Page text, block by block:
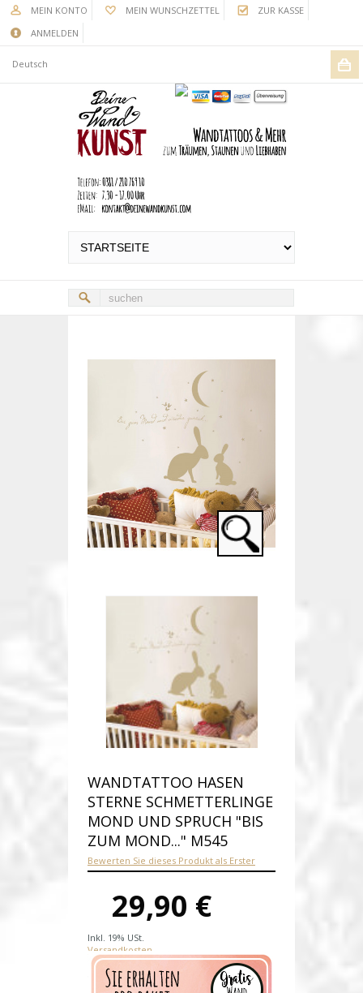
MEIN KONTO MEIN WUNSCHZETTEL
ZUR KASSE
ANMELDEN
Deutsch
WANDTATTOO HASEN
STERNE SCHMETTERLINGE
MOND UND SPRUCH "BIS
ZUM MOND..." M545
Bewerten Sie dieses Produkt als Erster
29,90 €
Inkl. 19% USt.
Versandkosten
Produktnummer:
Verfügbarkeit: Auf Lager